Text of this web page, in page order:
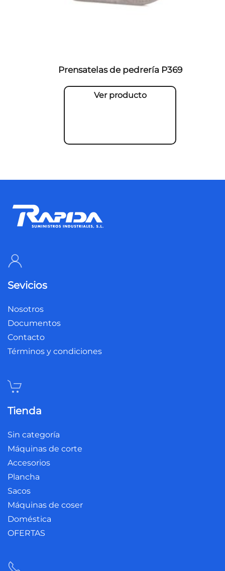
Prensatelas de pedrería P369
Ver producto
Sevicios
Nosotros
Documentos
Contacto
Términos y condiciones
Tienda
Sin categoría
Máquinas de corte
Accesorios
Plancha
Sacos
Máquinas de coser
Doméstica
OFERTAS